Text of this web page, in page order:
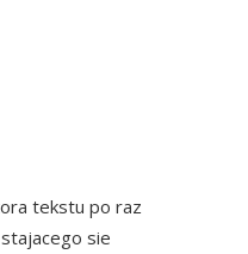
tekstu po raz
sie